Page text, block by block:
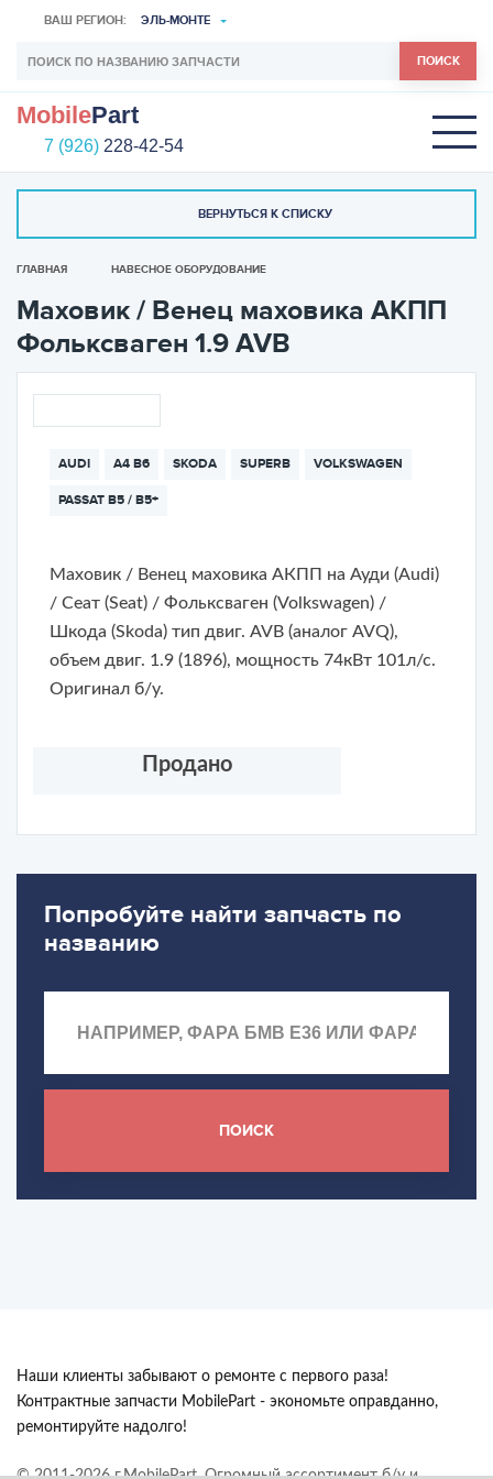
ВАШ РЕГИОН: ЭЛЬ-МОНТЕ
ПОИСК
MobilePart
7 (926) 228-42-54
ВЕРНУТЬСЯ К СПИСКУ
ГЛАВНАЯ НАВЕСНОЕ ОБОРУДОВАНИЕ
Маховик / Венец маховика АКПП
Фольксваген 1.9 AVB
AUDI A4 B6 SKODA SUPERB VOLKSWAGEN
PASSAT B5 / B5+
Маховик / Венец маховика АКПП на Ауди (Audi)
/ Сеат (Seat) / Фольксваген (Volkswagen) /
Шкода (Skoda) тип двиг. AVB (аналог AVQ),
объем двиг. 1.9 (1896), мощность 74кВт 101л/с.
Оригинал б/у.
Продано
Попробуйте найти запчасть по
названию
ПОИСК
Наши клиенты забывают о ремонте с первого раза!
Контрактные запчасти MobilePart - экономьте оправданно,
ремонтируйте надолго!
© 2011-2026 г.MobilePart. Огромный ассортимент б/у и